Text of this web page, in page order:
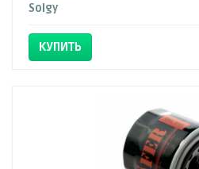
Solgy
КУПИТЬ